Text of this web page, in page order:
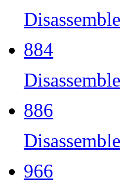
884
886
966